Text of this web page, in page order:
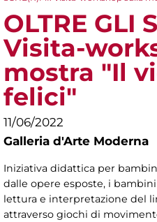
OLTRE GLI
Visita-
mostra "Il
felici"
11/06/2022
Galleria d'Arte Moderna
Iniziativa didattica per
dalle opere esposte, i
lettura e interpretazione del
attraverso giochi di